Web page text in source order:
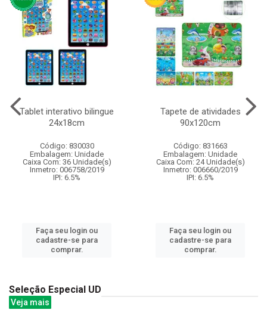
Tablet interativo bilingue
24x18cm
Código: 830030
Embalagem: Unidade
Caixa Com: 36 Unidade(s)
Inmetro: 006758/2019
IPI: 6.5%
Faça seu login ou
cadastre-se para
comprar.
Tapete de atividades
90x120cm
Código: 831663
Embalagem: Unidade
Caixa Com: 24 Unidade(s)
Inmetro: 006660/2019
IPI: 6.5%
Faça seu login ou
cadastre-se para
comprar.
Seleção Especial UD
Veja mais